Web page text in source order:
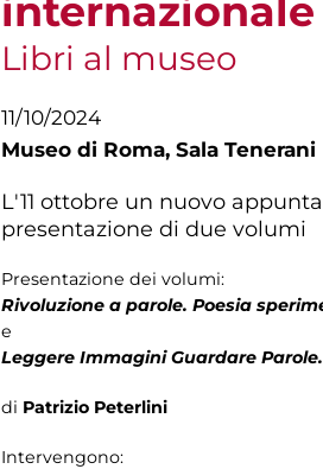
internazionale
Libri al museo
11/10/2024
Museo di Roma, Sala Tenerani
L'11 ottobre un nuovo
presentazione di due volumi
Presentazione dei volumi:
Rivoluzione a parole. Poesia
e
Leggere Immagini Guardare
di Patrizio Peterlini
Intervengono: